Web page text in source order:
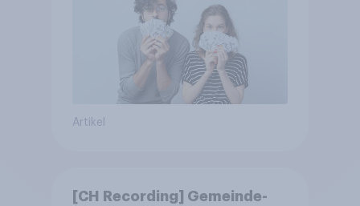
Artikel
[CH Recording] Gemeinde-